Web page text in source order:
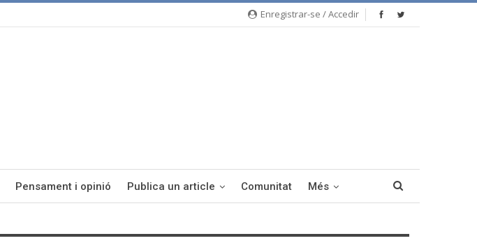
Enregistrar-se / Accedir
Pensament i opinió Publica un article Comunitat Més